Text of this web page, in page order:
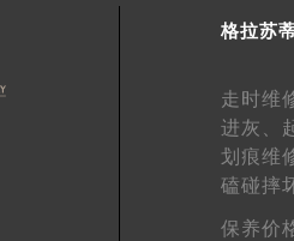
售后服务中心（需提前预约）
售后服务中心（需提前预约）
蒂售后服务中心（需提前预约）
后服务中心（需提前预约）
交叉口格拉苏蒂售后服务中心（
名表维修授权店1楼格拉苏蒂售
名表维修授权店1楼格拉苏蒂售
格拉苏
走时维
进灰、
划痕维
磕碰摔
保养价